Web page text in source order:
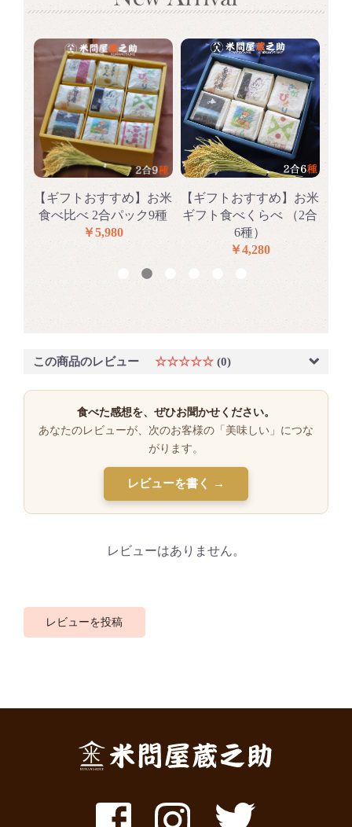
【ギフトおすすめ】お米
食べ比べ 2合パック9種
￥5,980
【ギフトおすすめ】お米
ギフト食べくらべ （2合
6種）
￥4,280
この商品のレビュー ☆☆☆☆☆ (0)
食べた感想を、ぜひお聞かせください。
あなたのレビューが、次のお客様の「美味しい」につな
がります。
レビューを書く →
レビューはありません。
レビューを投稿